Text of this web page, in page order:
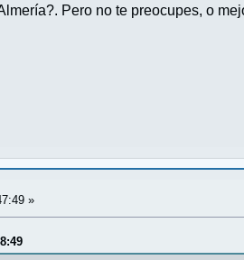
Pero no te preocupes, o
»